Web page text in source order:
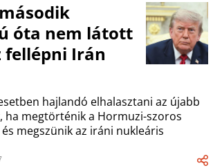
óta nem látott
fellépni Irán
hajlandó elhalasztani az újabb
ha megtörténik a Hormuzi-szoros
megszünik az iráni nukleáris